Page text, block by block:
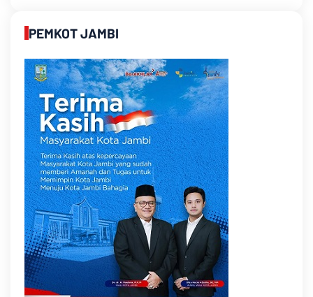
PEMKOT JAMBI